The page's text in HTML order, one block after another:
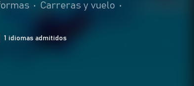
• Carreras y vuelo •
1 idiomas admitidos